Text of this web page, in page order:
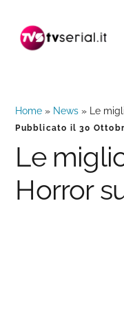
navigazione
contenuto
barra
Home » News » Le
Pubblicato il30
Le
Horror